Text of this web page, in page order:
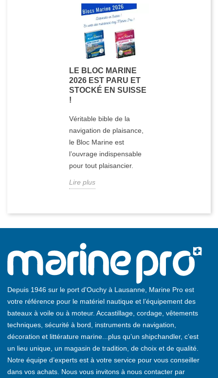
LE BLOC MARINE
2026 EST PARU ET
STOCKÉ EN SUISSE
!
Véritable bible de la
navigation de plaisance,
le Bloc Marine est
l’ouvrage indispensable
pour tout plaisancier.
Lire plus
Depuis 1946 sur le port d'Ouchy à Lausanne, Marine Pro est
votre référence pour le matériel nautique et l’équipement des
bateaux à voile ou à moteur. Accastillage, cordage, vêtements
techniques, sécurité à bord, instruments de navigation,
décoration et littérature marine...plus qu’un shipchandler, c’est
un lieu unique, un magasin de tradition, de choix et de qualité.
Notre équipe d’experts est à votre service pour vous conseiller
dans vos achats. Nous vous invitons à nous contacter par